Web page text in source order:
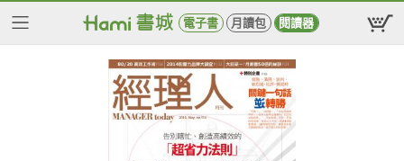
電子書 月讀包 閱讀器